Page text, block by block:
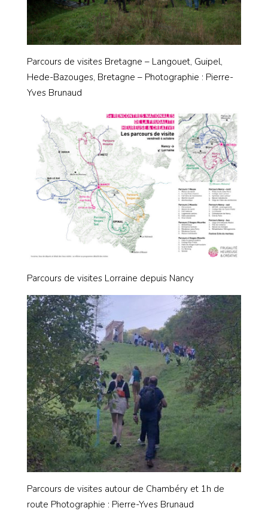
Parcours de visites Bretagne – Langouet, Guipel,
Hede-Bazouges, Bretagne – Photographie : Pierre-
Yves Brunaud
Parcours de visites Lorraine depuis Nancy
Parcours de visites autour de Chambéry et 1h de
route Photographie : Pierre-Yves Brunaud